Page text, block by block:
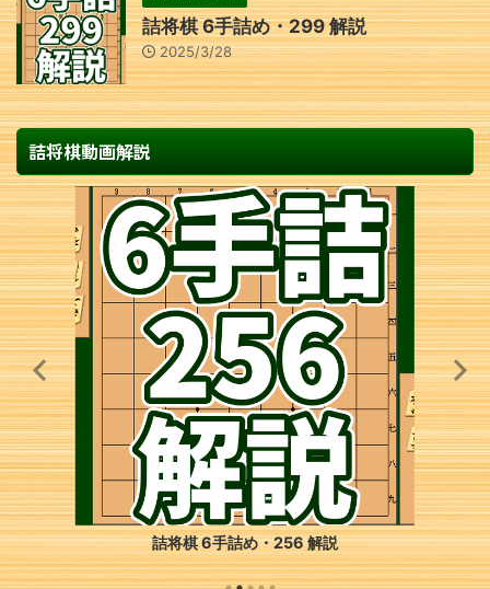
詰将棋 6手詰め・299 解説
2025/3/28
詰将棋動画解説
詰将棋 6手詰め・180 解説